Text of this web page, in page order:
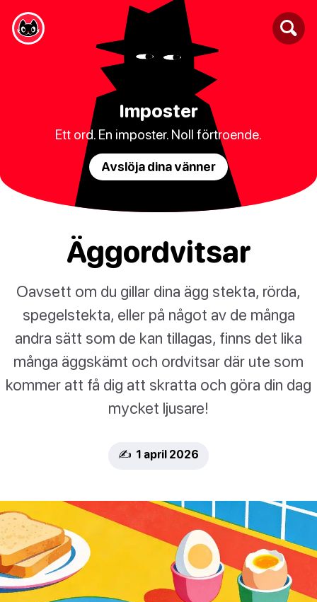
Imposter
Ett ord. En imposter. Noll förtroende.
Avslöja dina vänner
Äggordvitsar
Oavsett om du gillar dina ägg stekta, rörda,
spegelstekta, eller på något av de många
andra sätt som de kan tillagas, finns det lika
många äggskämt och ordvitsar där ute som
kommer att få dig att skratta och göra din dag
mycket ljusare!
✍️ 1 april 2026